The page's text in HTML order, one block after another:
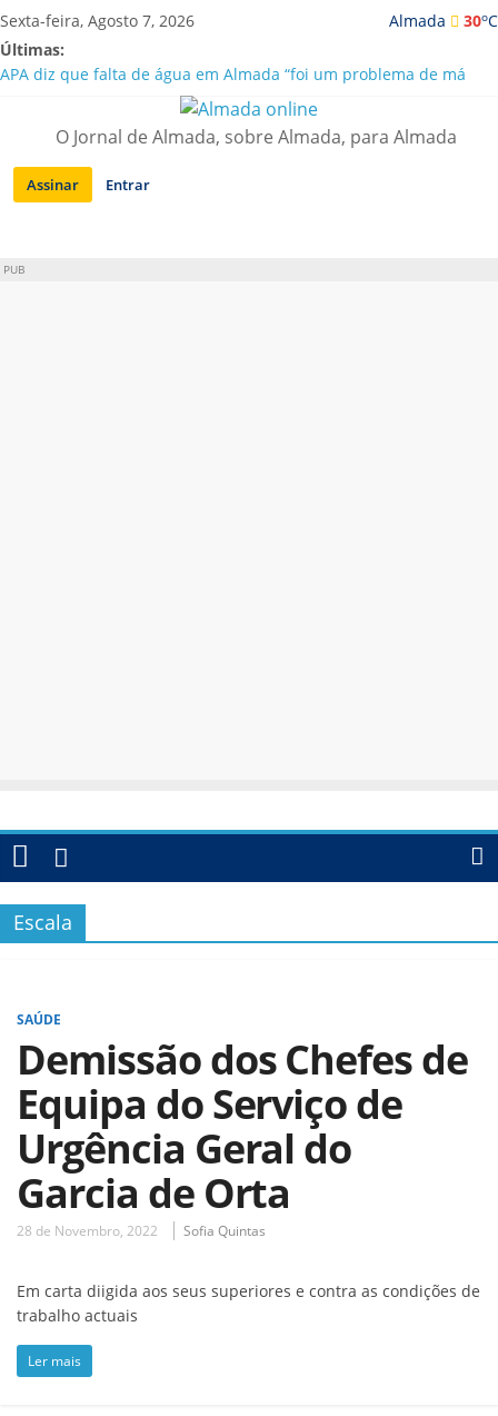
Saltar
para
conteúdo
Almada 30oC
Sexta-feira, Agosto 7, 2026
Últimas:
APA diz que falta de água em Almada “foi um problema de má
Laranjeiro | Cultura pop asiática invade a Casa Amarela
Ponte 25 de Abril celebra 60 anos com programa cultural entre
Lisboa e Almada
Situação de alerta em Almada renovada até final de Agosto
O Jornal de Almada, sobre Almada, para Almada
Assinar Entrar
PUB
Escala
SAÚDE
Demissão dos Chefes de
Equipa do Serviço de
Urgência Geral do
Garcia de Orta
28 de Novembro, 2022 Sofia Quintas
Em carta diigida aos seus superiores e contra as condições de
trabalho actuais
Ler mais